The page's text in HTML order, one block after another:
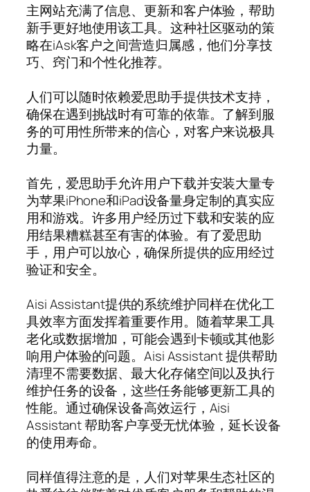
主网站充满了信息、更新和客户体验，帮助
新手更好地使用该工具。这种社区驱动的策
略在iAsk客户之间营造归属感，他们分享技
巧、窍门和个性化推荐。
人们可以随时依赖爱思助手提供技术支持，
确保在遇到挑战时有可靠的依靠。了解到服
务的可用性所带来的信心，对客户来说极具
力量。
首先，爱思助手允许用户下载并安装大量专
为苹果iPhone和iPad设备量身定制的真实应
用和游戏。许多用户经历过下载和安装的应
用结果糟糕甚至有害的体验。有了爱思助
手，用户可以放心，确保所提供的应用经过
验证和安全。
Aisi Assistant提供的系统维护同样在优化工
具效率方面发挥着重要作用。随着苹果工具
老化或数据增加，可能会遇到卡顿或其他影
响用户体验的问题。Aisi Assistant 提供帮助
清理不需要数据、最大化存储空间以及执行
维护任务的设备，这些任务能够更新工具的
性能。通过确保设备高效运行，Aisi
Assistant 帮助客户享受无忧体验，延长设备
的使用寿命。
同样值得注意的是，人们对苹果生态社区的